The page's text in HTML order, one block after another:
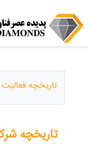
تاریخچه
تاریخچه